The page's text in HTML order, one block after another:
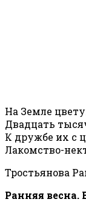
На Земле
Двадцать
К дружбе их с
Лакомство-
Тростьянова
Ранняя весна.